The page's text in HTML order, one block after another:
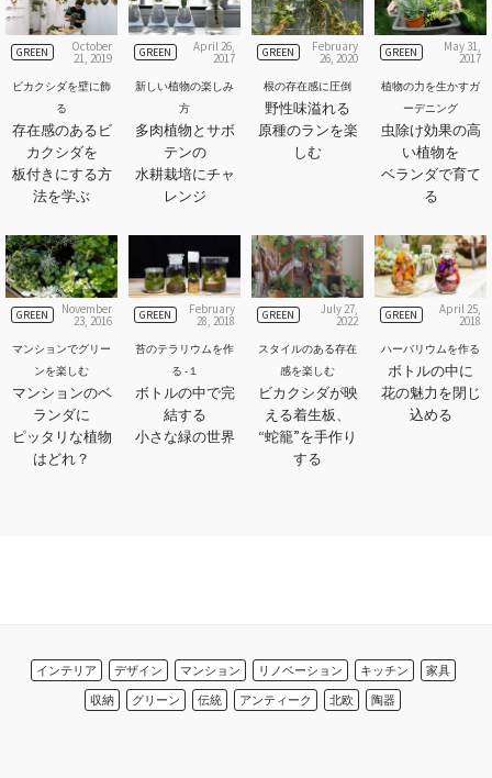
GREEN October
21, 2019
ビカクシダを壁に飾
る
存在感のあるビ
カクシダを
板付きにする方
法を学ぶ
GREEN April 26,
2017
新しい植物の楽しみ
方
多肉植物とサボ
テンの
水耕栽培にチャ
レンジ
GREEN February
26, 2020
根の存在感に圧倒
野性味溢れる
原種のランを楽
しむ
GREEN May 31,
2017
植物の力を生かすガ
ーデニング
虫除け効果の高
い植物を
ベランダで育て
る
GREEN November
23, 2016
マンションでグリー
ンを楽しむ
マンションのベ
ランダに
ピッタリな植物
はどれ？
GREEN February
28, 2018
苔のテラリウムを作
る -１
ボトルの中で完
結する
小さな緑の世界
GREEN July 27,
2022
スタイルのある存在
感を楽しむ
ビカクシダが映
える着生板、
“蛇籠”を手作り
する
GREEN April 25,
2018
ハーバリウムを作る
ボトルの中に
花の魅力を閉じ
込める
インテリア デザイン マンション リノベーション キッチン
家具
収納
グリーン 伝統 アンティーク 北欧 陶器